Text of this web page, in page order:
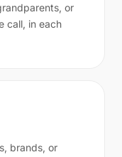
or
call, in each
brands, or